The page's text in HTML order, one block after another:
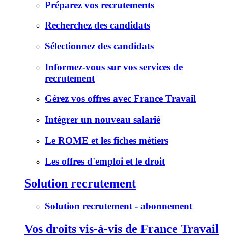
Préparez vos recrutements
Recherchez des candidats
Sélectionnez des candidats
Informez-vous sur vos services de
recrutement
Gérez vos offres avec France Travail
Intégrer un nouveau salarié
Le ROME et les fiches métiers
Les offres d'emploi et le droit
Solution recrutement
Solution recrutement - abonnement
Vos droits vis-à-vis de France Travail